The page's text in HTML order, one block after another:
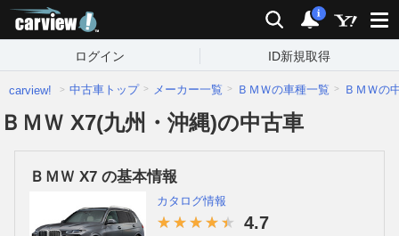
検索 通知
i
ログイン ID新規取得
carview! 中古車トップ メーカー一覧 ＢＭＷの車種一覧 ＢＭＷの
ＢＭＷ X7(九州・沖縄)の中古車
ＢＭＷ X7 の基本情報
カタログ情報
4.7